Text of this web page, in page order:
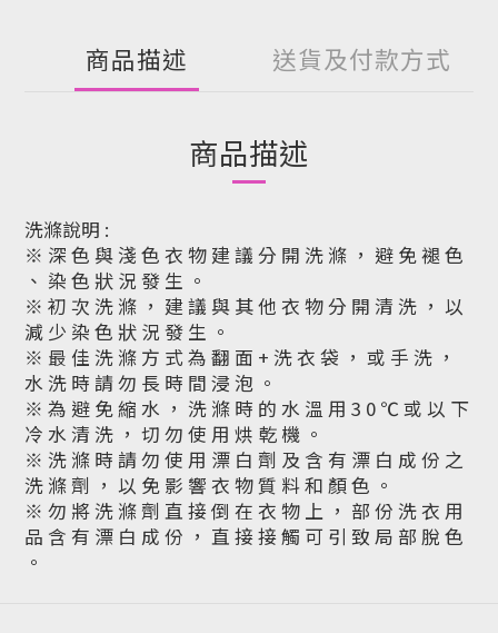
商品描述 送貨及付款方式
商品描述
洗滌說明 :
※ 深 色 與 淺 色 衣 物 建 議 分 開 洗 滌 ， 避 免 褪 色
、 染 色 狀 況 發 生 。
※ 初 次 洗 滌 ， 建 議 與 其 他 衣 物 分 開 清 洗 ， 以
減 少 染 色 狀 況 發 生 。
※ 最 佳 洗 滌 方 式 為 翻 面 + 洗 衣 袋 ， 或 手 洗 ，
水 洗 時 請 勿 長 時 間 浸 泡 。
※ 為 避 免 縮 水 ， 洗 滌 時 的 水 溫 用 3 0 ℃ 或 以 下
冷 水 清 洗 ， 切 勿 使 用 烘 乾 機 。
※ 洗 滌 時 請 勿 使 用 漂 白 劑 及 含 有 漂 白 成 份 之
洗 滌 劑 ， 以 免 影 響 衣 物 質 料 和 顏 色 。
※ 勿 將 洗 滌 劑 直 接 倒 在 衣 物 上 ， 部 份 洗 衣 用
品 含 有 漂 白 成 份 ， 直 接 接 觸 可 引 致 局 部 脫 色
。